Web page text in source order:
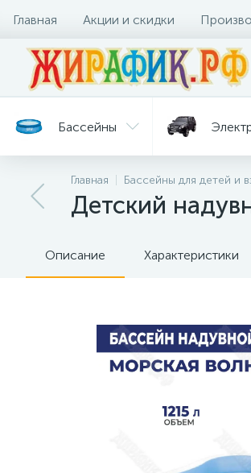
Главная Акции и скидки
Бассейны
Батуты
и уход
горки
Главная Бассейны для детей и
Детский
Описание Характеристики